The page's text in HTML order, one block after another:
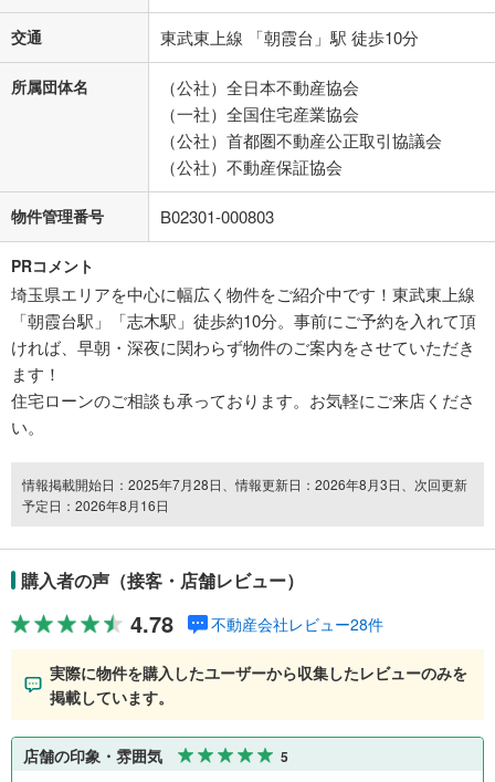
交通 東武東上線 「朝霞台」駅 徒歩10分
所属団体名
（公社）全日本不動産協会
（一社）全国住宅産業協会
（公社）首都圏不動産公正取引協議会
（公社）不動産保証協会
物件管理番号 B02301-000803
PRコメント
埼玉県エリアを中心に幅広く物件をご紹介中です！東武東上線
「朝霞台駅」「志木駅」徒歩約10分。事前にご予約を入れて頂
ければ、早朝・深夜に関わらず物件のご案内をさせていただき
ます！
住宅ローンのご相談も承っております。お気軽にご来店くださ
い。
情報掲載開始日：2025年7月28日、情報更新日：2026年8月3日、次回更新
予定日：2026年8月16日
購入者の声（接客・店舗レビュー）
4.78 不動産会社レビュー28件
実際に物件を購入したユーザーから収集したレビューのみを
掲載しています。
店舗の印象・雰囲気 5